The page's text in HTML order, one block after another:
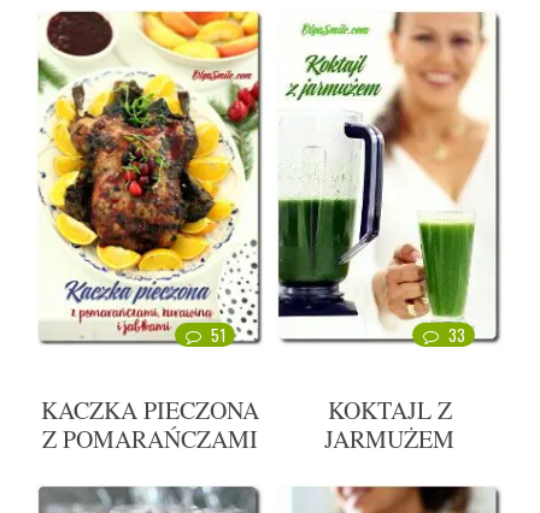
51
KACZKA PIECZONA
Z POMARAŃCZAMI
33
KOKTAJL Z
JARMUŻEM